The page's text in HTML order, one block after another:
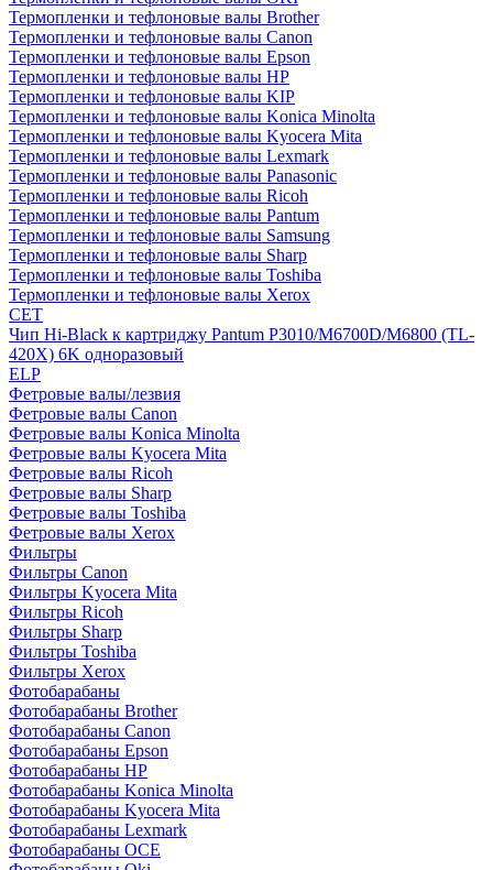
Термопленки и тефлоновые валы Brother
Термопленки и тефлоновые валы Canon
Термопленки и тефлоновые валы Epson
Термопленки и тефлоновые валы HP
Термопленки и тефлоновые валы KIP
Термопленки и тефлоновые валы Konica Minolta
Термопленки и тефлоновые валы Kyocera Mita
Термопленки и тефлоновые валы Lexmark
Термопленки и тефлоновые валы Panasonic
Термопленки и тефлоновые валы Ricoh
Термопленки и тефлоновые валы Pantum
Термопленки и тефлоновые валы Samsung
Термопленки и тефлоновые валы Sharp
Термопленки и тефлоновые валы Toshiba
Термопленки и тефлоновые валы Xerox
CET
Чип Hi-Black к картриджу Pantum P3010/M6700D/M6800 (TL-
420X) 6K одноразовый
ELP
Фетровые валы/лезвия
Фетровые валы Canon
Фетровые валы Konica Minolta
Фетровые валы Kyocera Mita
Фетровые валы Ricoh
Фетровые валы Sharp
Фетровые валы Toshiba
Фетровые валы Xerox
Фильтры
Фильтры Canon
Фильтры Kyocera Mita
Фильтры Ricoh
Фильтры Sharp
Фильтры Toshiba
Фильтры Xerox
Фотобарабаны
Фотобарабаны Brother
Фотобарабаны Canon
Фотобарабаны Epson
Фотобарабаны HP
Фотобарабаны Konica Minolta
Фотобарабаны Kyocera Mita
Фотобарабаны Lexmark
Фотобарабаны OCE